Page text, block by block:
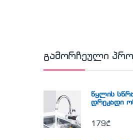
გამორჩეული
წყლის
დრეკადი
179₾